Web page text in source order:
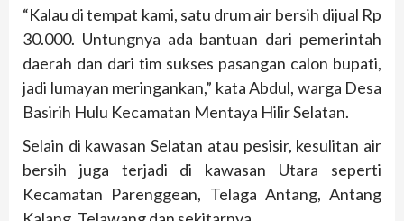
“Kalau di tempat kami, satu drum air bersih dijual Rp
30.000. Untungnya ada bantuan dari pemerintah
daerah dan dari tim sukses pasangan calon bupati,
jadi lumayan meringankan,” kata Abdul, warga Desa
Basirih Hulu Kecamatan Mentaya Hilir Selatan.
Selain di kawasan Selatan atau pesisir, kesulitan air
bersih juga terjadi di kawasan Utara seperti
Kecamatan Parenggean, Telaga Antang, Antang